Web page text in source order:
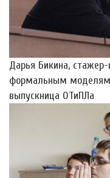
Дарья Бикина,
формальным моделям
выпускница ОТиПЛа